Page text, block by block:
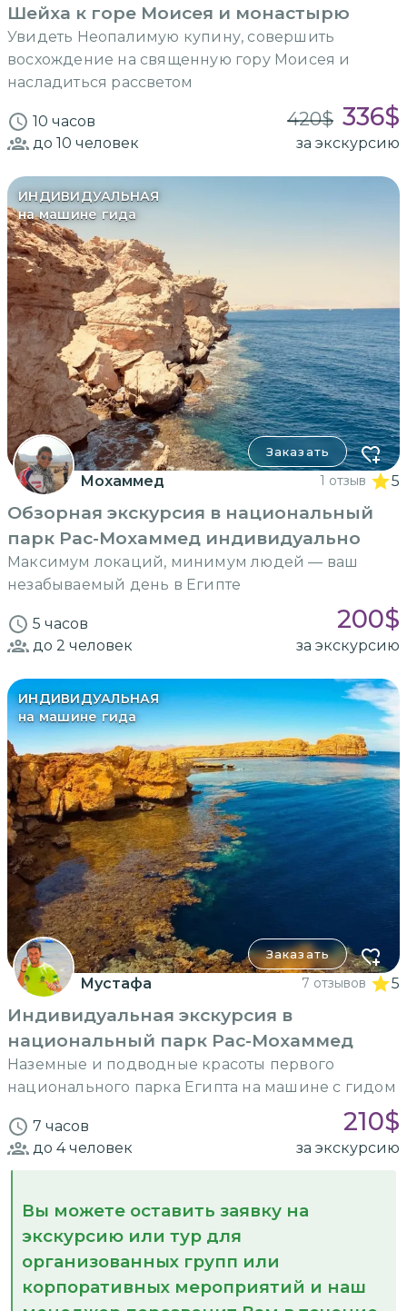
Шейха к горе Моисея и монастырю
Увидеть Неопалимую купину, совершить
восхождение на священную гору Моисея и
насладиться рассветом
10 часов 420$ 336$
до 10 человек за экскурсию
ИНДИВИДУАЛЬНАЯ
на машине гида
Заказать
Мохаммед 1 отзыв 5
Обзорная экскурсия в национальный
парк Рас-Мохаммед индивидуально
Максимум локаций, минимум людей — ваш
незабываемый день в Египте
5 часов 200$
до 2 человек за экскурсию
ИНДИВИДУАЛЬНАЯ
на машине гида
Заказать
Мустафа 7 отзывов 5
Индивидуальная экскурсия в
национальный парк Рас-Мохаммед
Наземные и подводные красоты первого
национального парка Египта на машине с гидом
7 часов 210$
до 4человек за экскурсию
Вы можете оставить заявку на
экскурсию или тур для
организованных групп или
корпоративных мероприятий и наш